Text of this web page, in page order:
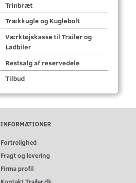
Trinbræt
Trækkugle og Kuglebolt
Værktøjskasse til Trailer og
Ladbiler
Restsalg af reservedele
Tilbud
INFORMATIONER
Fortrolighed
Fragt og levering
Firma profil